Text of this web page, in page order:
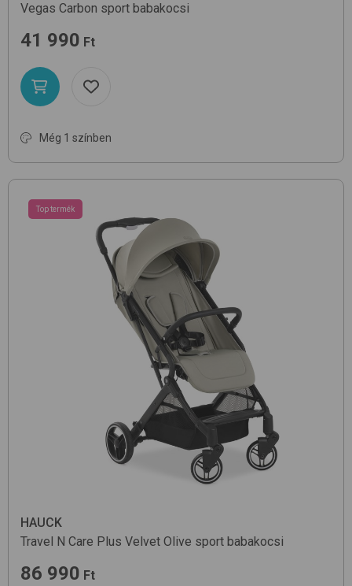
Vegas Carbon sport babakocsi
41 990 Ft
Még 1 színben
Top termék
HAUCK
Travel N Care Plus Velvet Olive sport babakocsi
86 990 Ft